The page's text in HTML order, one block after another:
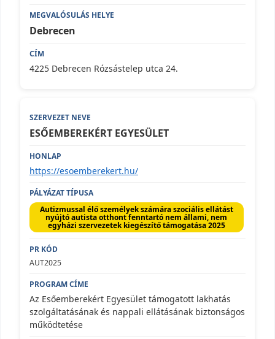
Debrecen
4225 Debrecen Rózsástelep utca 24.
ESŐEMBEREKÉRT EGYESÜLET
https://esoemberekert.hu/
Autizmussal élő személyek számára szociális ellátást
nyújtó autista otthont fenntartó nem állami, nem
egyházi szervezetek kiegészítő támogatása 2025
AUT2025
Az Esőemberekért Egyesület támogatott lakhatás
szolgáltatásának és nappali ellátásának biztonságos
működtetése